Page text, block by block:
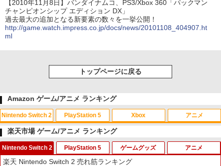
【2010年11月8日】バンダイナムコ、PS3/Xbox 360「パックマン
チャンピオンシップ エディション DX」
過去最大の追加となる新要素の数々を一挙公開！
http://game.watch.impress.co.jp/docs/news/20101108_404907.ht
ml
トップページに戻る
Amazon ゲーム/アニメ ランキング
Nintendo Switch 2
1
スプラトゥーン レイダース|オンライン
コード版
PlayStation 5
1
PlayStation 5 デジタル・エディション
日本語専用 Console Language: Japan
Xbox
1
【純正品】Xbox ワイヤレス コントロー
ラー + USB-C® ケーブル
アニメ
1
劇場版「鬼滅の刃」無限城編 第一章 猗
窩座再来 通常版 [Blu-ray]
楽天市場 ゲーム/アニメ ランキング
Nintendo Switch 2
楽天 Nintendo Switch 2 売れ筋ランキング
PlayStation 5 ゲームグッズ アニメ